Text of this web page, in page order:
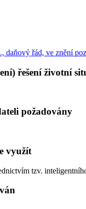
daňový řád, ve znění
řešení životní
požadovány
využít
tzv.